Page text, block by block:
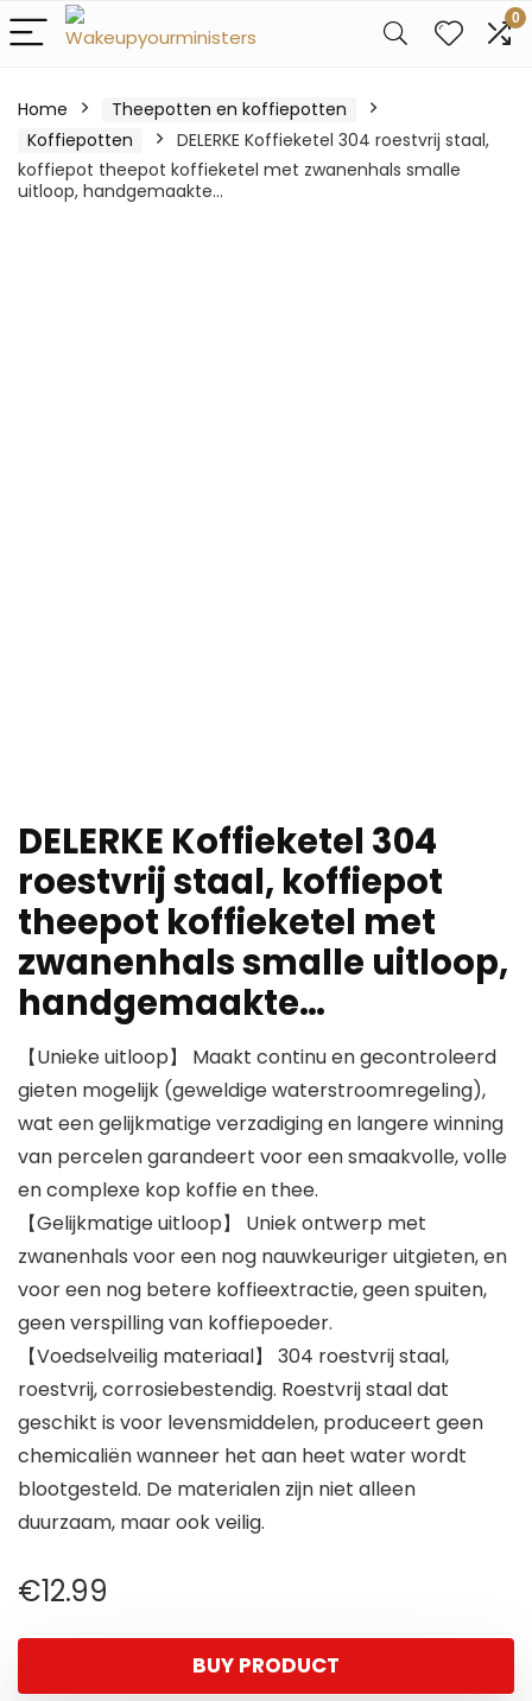
0
Home
Theepotten en koffiepotten
Koffiepotten
DELERKE Koffieketel 304 roestvrij staal,
koffiepot theepot koffieketel met zwanenhals smalle
uitloop, handgemaakte…
DELERKE Koffieketel 304
roestvrij staal, koffiepot
theepot koffieketel met
zwanenhals smalle uitloop,
handgemaakte…
【Unieke uitloop】 Maakt continu en gecontroleerd
gieten mogelijk (geweldige waterstroomregeling),
wat een gelijkmatige verzadiging en langere winning
van percelen garandeert voor een smaakvolle, volle
en complexe kop koffie en thee.
【Gelijkmatige uitloop】 Uniek ontwerp met
zwanenhals voor een nog nauwkeuriger uitgieten, en
voor een nog betere koffieextractie, geen spuiten,
geen verspilling van koffiepoeder.
【Voedselveilig materiaal】 304 roestvrij staal,
roestvrij, corrosiebestendig. Roestvrij staal dat
geschikt is voor levensmiddelen, produceert geen
chemicaliën wanneer het aan heet water wordt
blootgesteld. De materialen zijn niet alleen
duurzaam, maar ook veilig.
€12.99
BUY PRODUCT